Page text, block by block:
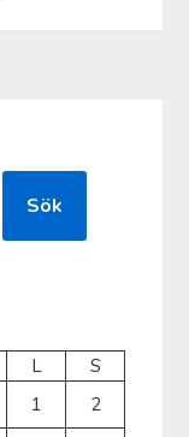
Sök
L
S
1
2